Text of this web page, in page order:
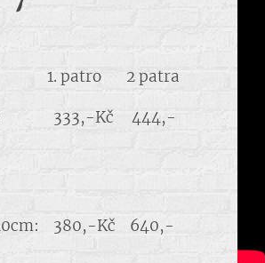
2 patra
cm): 333,-Kč 444,-
380,-Kč 640,-